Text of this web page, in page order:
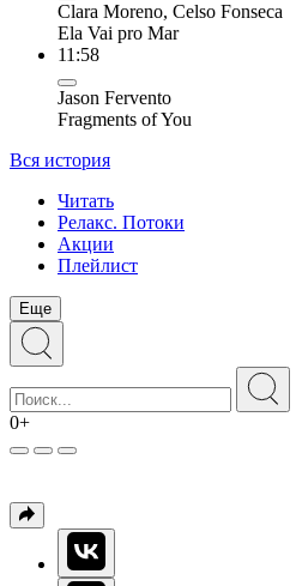
Clara Moreno, Celso Fonseca
Ela Vai pro Mar
11:58
Jason Fervento
Fragments of You
Вся история
Читать
Релакс. Потоки
Акции
Плейлист
Еще
0+